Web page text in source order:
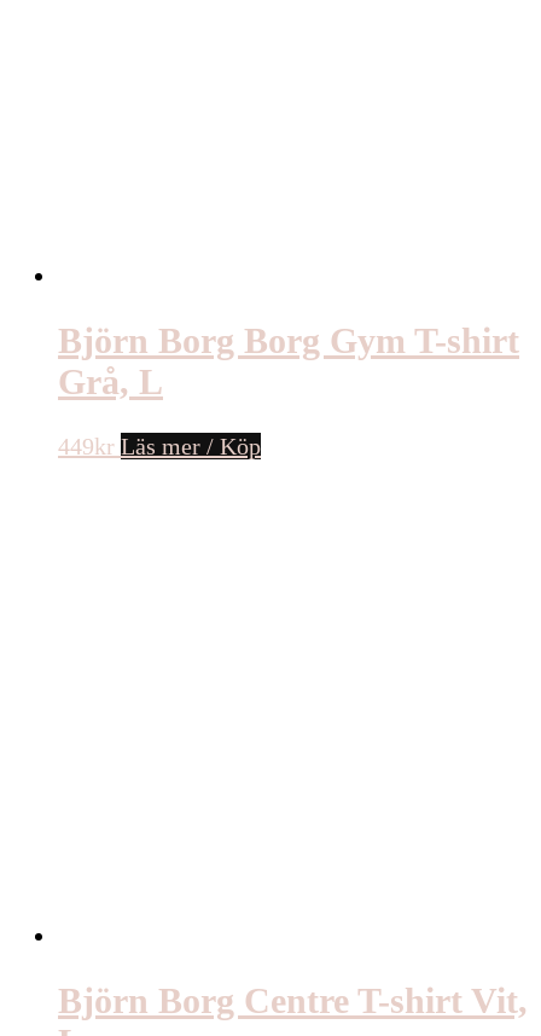
Björn Borg Borg Gym T-shirt
Grå, L
449kr Läs mer / Köp
Björn Borg Centre T-shirt Vit,